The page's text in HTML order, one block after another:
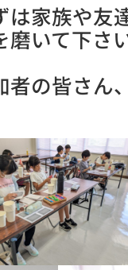
家族や友
磨いて下さ
者の皆さん